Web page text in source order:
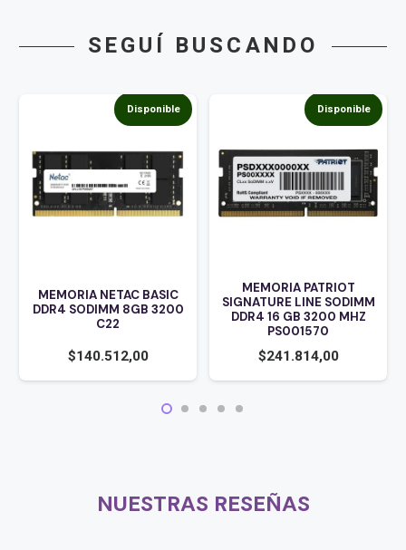
SEGUÍ BUSCANDO
Disponible
MEMORIA NETAC BASIC
DDR4 SODIMM 8GB 3200
C22
$140.512,00
Disponible
MEMORIA PATRIOT
SIGNATURE LINE SODIMM
DDR4 16 GB 3200 MHZ
PS001570
$241.814,00
NUESTRAS RESEÑAS